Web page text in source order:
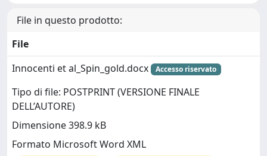
File in questo prodotto:
File
Innocenti et al_Spin_gold.docx
Accesso riservato
Tipo di file: POSTPRINT (VERSIONE FINALE
DELL’AUTORE)
Dimensione 398.9 kB
Formato Microsoft Word XML